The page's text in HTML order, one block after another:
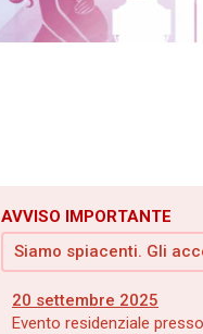
AVVISO IMPORTANTE
Siamo spiacenti. Gli
20 settembre 2025
Evento residenziale